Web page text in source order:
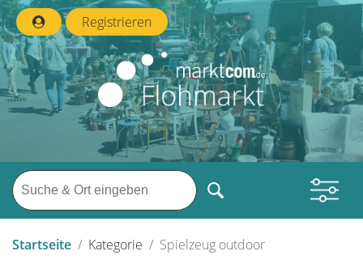
Registrieren
Startseite Kategorie Spielzeug outdoor